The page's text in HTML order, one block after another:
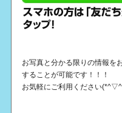
お写真と分かる限りの情報を
することが可能です！！！
お気軽にご利用ください